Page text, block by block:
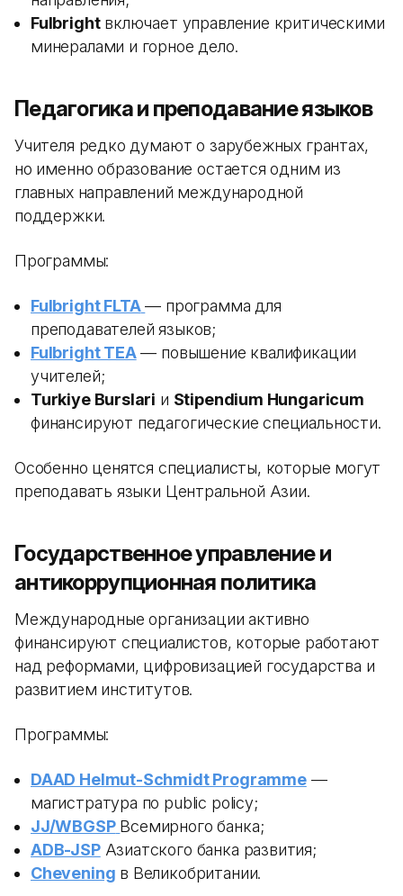
Fulbrightвключает управление критическими
минералами и горное дело.
Педагогика и преподавание языков
Учителя редко думают о зарубежных грантах,
но именно образование остается одним из
главных направлений международной
поддержки.
Программы:
Fulbright FLTA — программа для
преподавателей языков;
Fulbright TEA— повышение квалификации
учителей;
Turkiye Burslari и Stipendium Hungaricum
финансируют педагогические специальности.
Особенно ценятся специалисты, которые могут
преподавать языки Центральной Азии.
Государственное управление и
антикоррупционная политика
Международные организации активно
финансируют специалистов, которые работают
над реформами, цифровизацией государства и
развитием институтов.
Программы:
DAAD Helmut-Schmidt Programme—
магистратура по public policy;
JJ/WBGSP Всемирного банка;
ADB-JSPАзиатского банка развития;
Chevening в Великобритании.